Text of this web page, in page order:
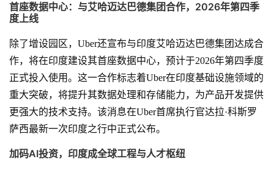
首座数据中心：与艾哈迈达巴德集团合作，2026年第四季
度上线
除了增设园区，Uber还宣布与印度艾哈迈达巴德集团达成合
作，将在印度建设其首座数据中心，预计于2026年第四季度
正式投入使用。这一合作标志着Uber在印度基础设施领域的
重大突破，将提升其数据处理和存储能力，为产品开发提供
更强大的技术支持。该消息在Uber首席执行官达拉·科斯罗
萨西最新一次印度之行中正式公布。
加码AI投资，印度成全球工程与人才枢纽